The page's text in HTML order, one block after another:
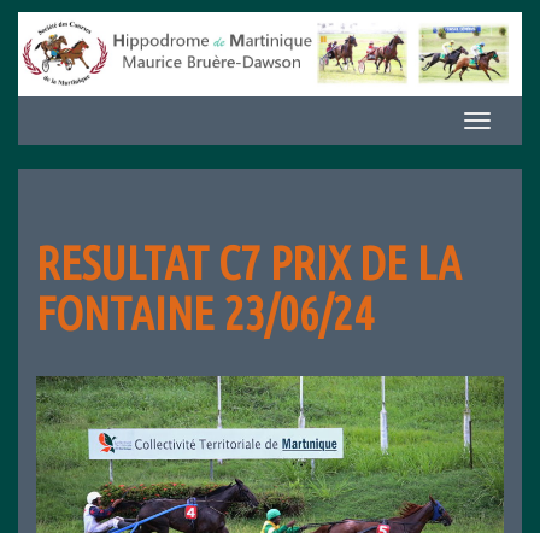
Aller
contenu
Afficher/
la
RESULTAT C7 PRIX DE LA
FONTAINE 23/06/24